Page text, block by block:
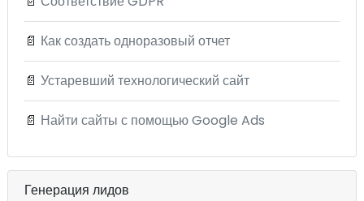
📄 Как создать одноразовый отчет
📄 Устаревший технологический сайт
📄 Найти сайты с помощью Google Ads
Генерация лидов